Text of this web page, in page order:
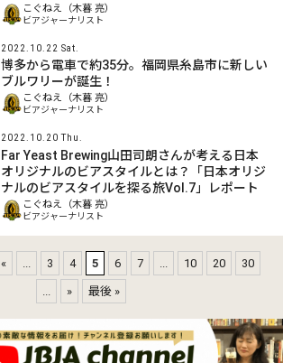
こぐねえ（木暮 亮）
ビアジャーナリスト
2022.10.22 Sat.
博多から電車で約35分。福岡県糸島市に新しい
ブルワリーが誕生！
こぐねえ（木暮 亮）
ビアジャーナリスト
2022.10.20 Thu.
Far Yeast Brewing山田司朗さんが考える日本
オリジナルのビアスタイルとは？「日本オリジ
ナルのビアスタイルを探る旅Vol.7」レポート
こぐねえ（木暮 亮）
ビアジャーナリスト
« 3 4 5 6 7 10 20 30
» 最後 »